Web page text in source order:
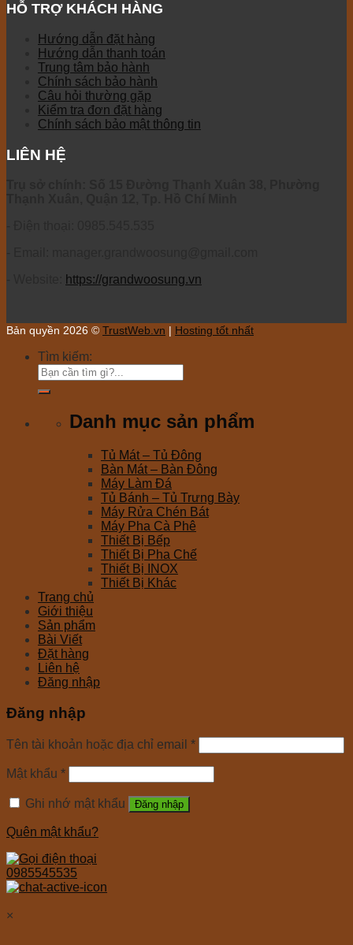
HỖ TRỢ KHÁCH HÀNG
Hướng dẫn đặt hàng
Hướng dẫn thanh toán
Trung tâm bảo hành
Chính sách bảo hành
Câu hỏi thường gặp
Kiểm tra đơn đặt hàng
Chính sách bảo mật thông tin
LIÊN HỆ
https://grandwoosung.vn
Bản quyền 2026 © TrustWeb.vn | Hosting tốt nhất
Tìm kiếm:
Danh mục sản phẩm
Tủ Mát – Tủ Đông
Bàn Mát – Bàn Đông
Máy Làm Đá
Tủ Bánh – Tủ Trưng Bày
Máy Rửa Chén Bát
Máy Pha Cà Phê
Thiết Bị Bếp
Thiết Bị Pha Chế
Thiết Bị INOX
Thiết Bị Khác
Trang chủ
Giới thiệu
Sản phẩm
Bài Viết
Đặt hàng
Liên hệ
Đăng nhập
Đăng nhập
Tên tài khoản hoặc địa chỉ email *
Mật khẩu *
Ghi nhớ mật khẩu Đăng nhập
Quên mật khẩu?
0985545535
×